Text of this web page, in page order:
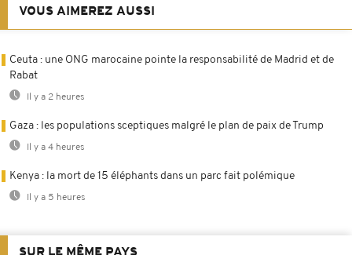
VOUS AIMEREZ AUSSI
Ceuta : une ONG marocaine pointe la responsabilité de Madrid et de
Rabat
Il y a 2 heures
Gaza : les populations sceptiques malgré le plan de paix de Trump
Il y a 4 heures
Kenya : la mort de 15 éléphants dans un parc fait polémique
Il y a 5 heures